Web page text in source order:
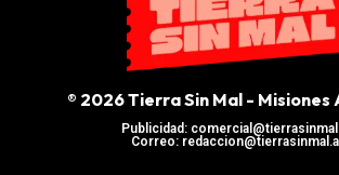
® 2026 Tierra Sin Mal -
Publicidad:
Correo: